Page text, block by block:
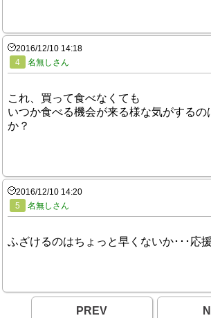
2016/12/10 14:18
4
名無しさん
これ、買って食べなくても
いつか食べる機会が来る様な気がするの
か？
2016/12/10 14:20
5
名無しさん
ふざけるのはちょっと早くないか･･･応
PREV